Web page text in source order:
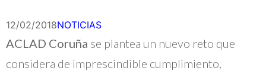
12/02/2018NOTICIAS
ACLAD Coruña se plantea un nuevo reto que
considera de imprescindible cumplimiento,